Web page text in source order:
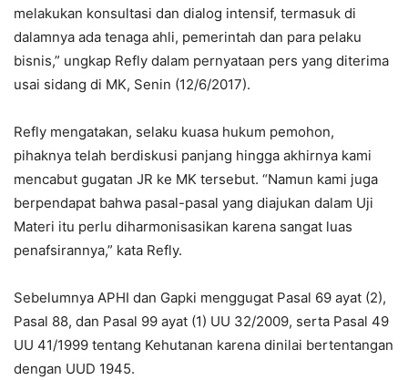
melakukan konsultasi dan dialog intensif, termasuk di
dalamnya ada tenaga ahli, pemerintah dan para pelaku
bisnis,” ungkap Refly dalam pernyataan pers yang diterima
usai sidang di MK, Senin (12/6/2017).
Refly mengatakan, selaku kuasa hukum pemohon,
pihaknya telah berdiskusi panjang hingga akhirnya kami
mencabut gugatan JR ke MK tersebut. “Namun kami juga
berpendapat bahwa pasal-pasal yang diajukan dalam Uji
Materi itu perlu diharmonisasikan karena sangat luas
penafsirannya,” kata Refly.
Sebelumnya APHI dan Gapki menggugat Pasal 69 ayat (2),
Pasal 88, dan Pasal 99 ayat (1) UU 32/2009, serta Pasal 49
UU 41/1999 tentang Kehutanan karena dinilai bertentangan
dengan UUD 1945.